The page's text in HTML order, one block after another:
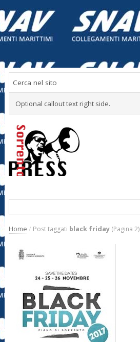
Optional callout text right side.
Home / Post taggati black friday(Pagina 2)